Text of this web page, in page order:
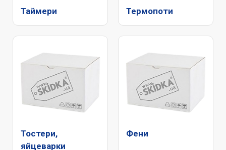
Таймери Термопоти
Тостери,
яйцеварки
Фени